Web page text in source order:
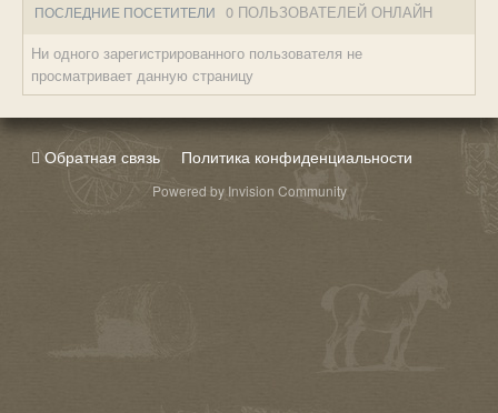
ПОСЛЕДНИЕ ПОСЕТИТЕЛИ 0 ПОЛЬЗОВАТЕЛЕЙ ОНЛАЙН
Ни одного зарегистрированного пользователя не
просматривает данную страницу
Обратная связь Политика конфиденциальности
Powered by Invision Community